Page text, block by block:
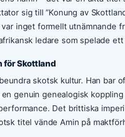
sig till ”Konung av
inget formellt utnämnande
ledare som spelade
för Skottland
skotsk kultur. Han bar
genuin genealogisk
Det brittiska
titel vände Amin på